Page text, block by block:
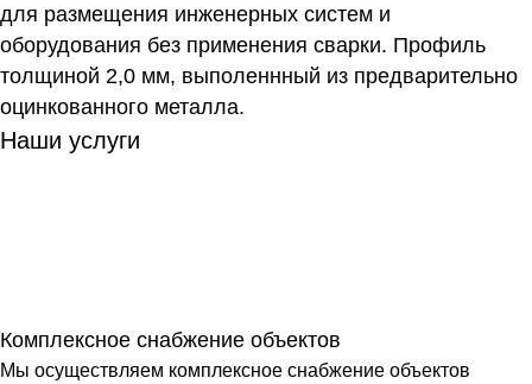
для размещения инженерных систем и
оборудования без применения сварки. Профиль
толщиной 2,0 мм, выполеннный из предварительно
оцинкованного металла.
Наши услуги
Комплексное снабжение объектов
Мы осуществляем комплексное снабжение объектов